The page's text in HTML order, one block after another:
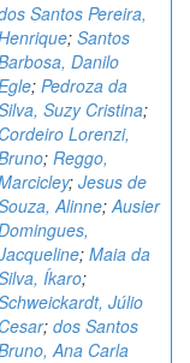
Santos Pereira,
; Santos
Danilo
; Pedroza da
Suzy Cristina;
Cordeiro Lorenzi,
; Reggo,
; Jesus de
Alinne;Ausier
; Maia da
Íkaro;
Júlio
Cesar; dos Santos
Ana Carla